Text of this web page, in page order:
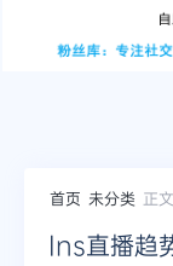
首页 未分类 正文
Ins直播趋